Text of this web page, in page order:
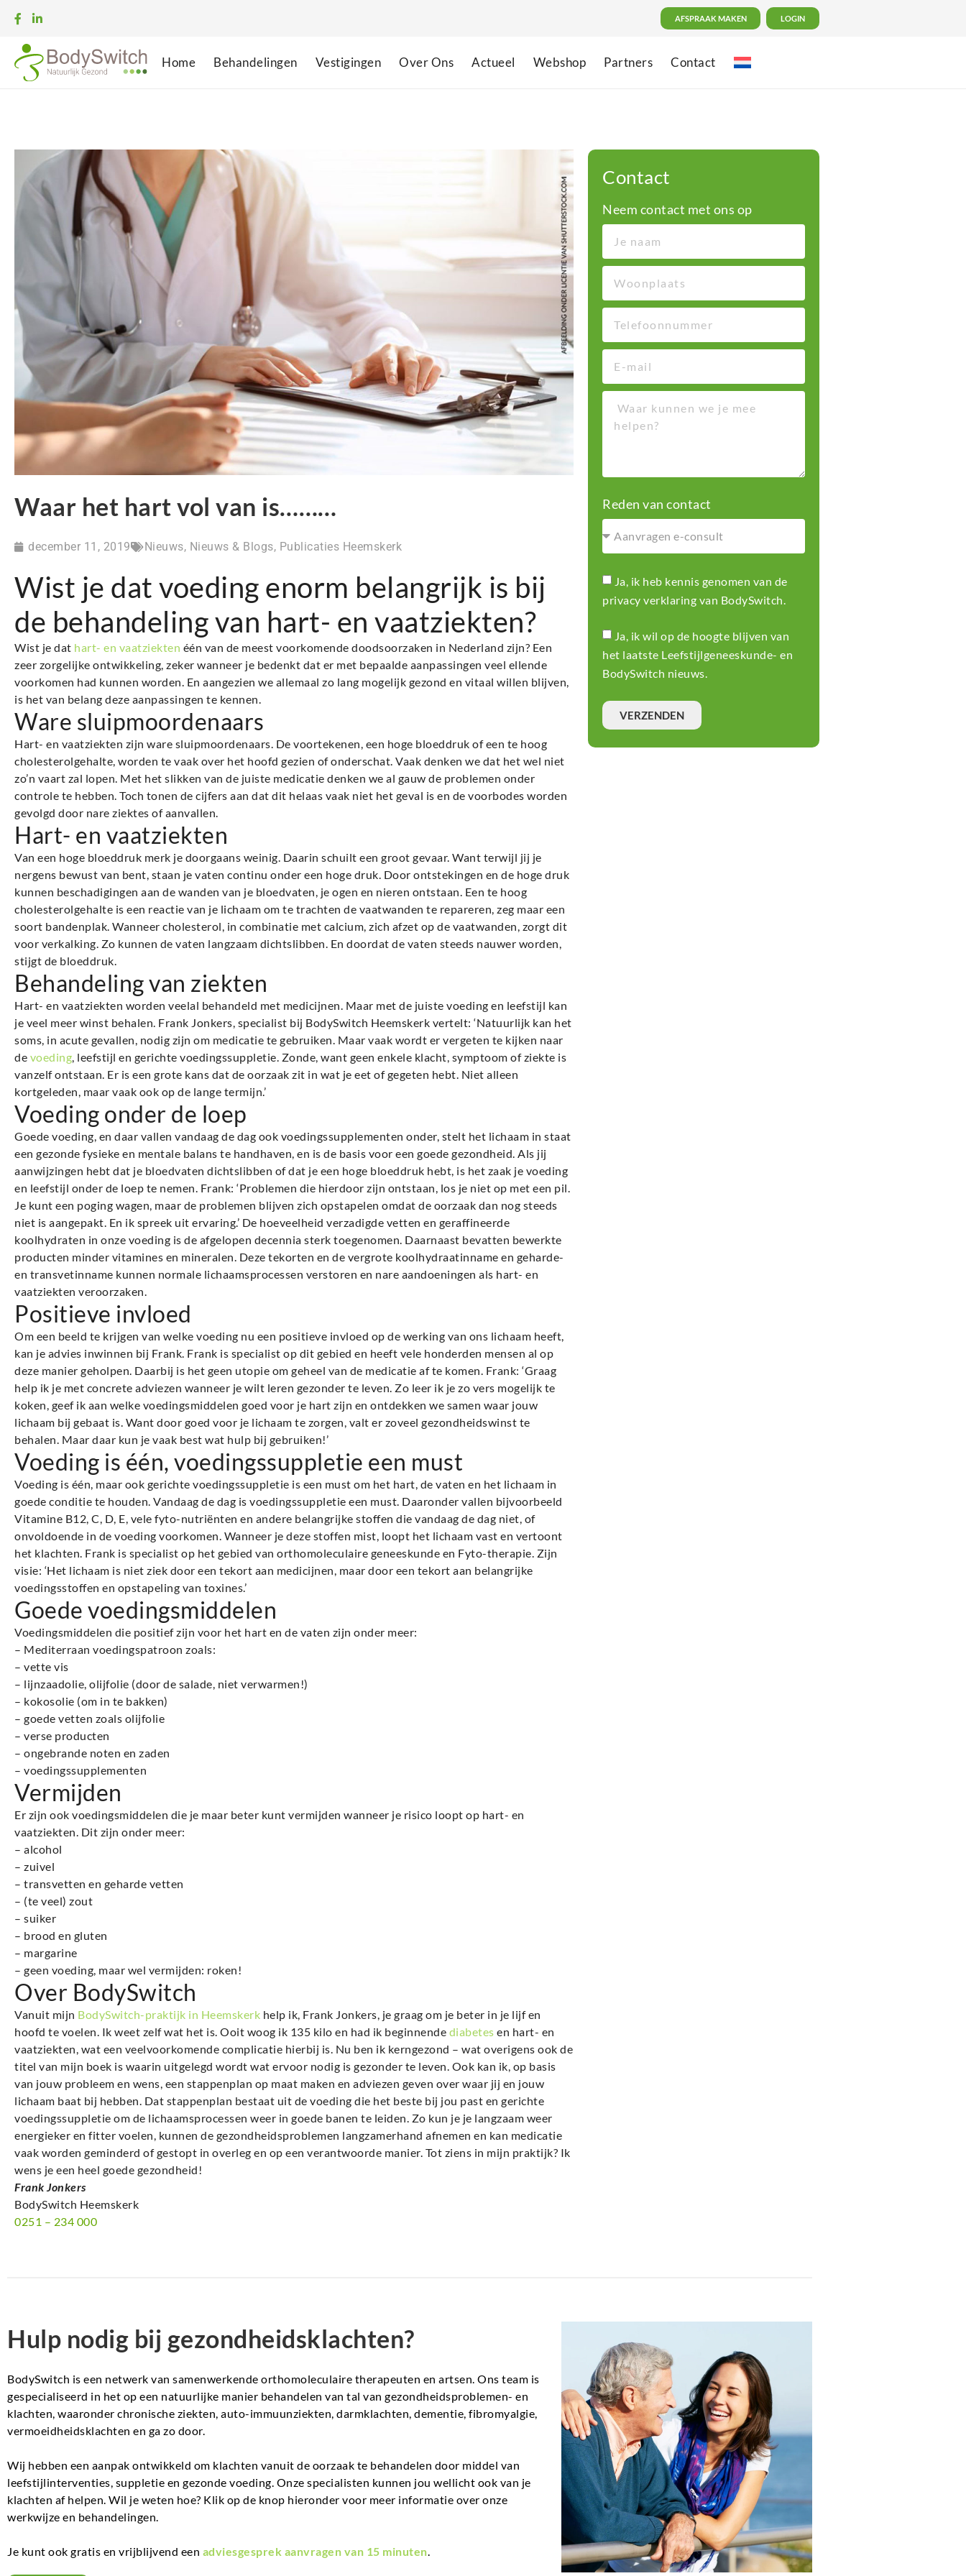
AFSPRAAK MAKEN LOGIN
Home Behandelingen Vestigingen Over Ons Actueel Webshop Partners Contact
Waar het hart vol van is………
december 11, 2019 Nieuws, Nieuws & Blogs, Publicaties Heemskerk
Wist je dat voeding enorm belangrijk is bij
de behandeling van hart- en vaatziekten?
Wist je dat hart- en vaatziekten één van de meest voorkomende doodsoorzaken in Nederland zijn? Een
zeer zorgelijke ontwikkeling, zeker wanneer je bedenkt dat er met bepaalde aanpassingen veel ellende
voorkomen had kunnen worden. En aangezien we allemaal zo lang mogelijk gezond en vitaal willen blijven,
is het van belang deze aanpassingen te kennen.
Ware sluipmoordenaars
Hart- en vaatziekten zijn ware sluipmoordenaars. De voortekenen, een hoge bloeddruk of een te hoog
cholesterolgehalte, worden te vaak over het hoofd gezien of onderschat. Vaak denken we dat het wel niet
zo’n vaart zal lopen. Met het slikken van de juiste medicatie denken we al gauw de problemen onder
controle te hebben. Toch tonen de cijfers aan dat dit helaas vaak niet het geval is en de voorbodes worden
gevolgd door nare ziektes of aanvallen.
Hart- en vaatziekten
Van een hoge bloeddruk merk je doorgaans weinig. Daarin schuilt een groot gevaar. Want terwijl jij je
nergens bewust van bent, staan je vaten continu onder een hoge druk. Door ontstekingen en de hoge druk
kunnen beschadigingen aan de wanden van je bloedvaten, je ogen en nieren ontstaan. Een te hoog
cholesterolgehalte is een reactie van je lichaam om te trachten de vaatwanden te repareren, zeg maar een
soort bandenplak. Wanneer cholesterol, in combinatie met calcium, zich afzet op de vaatwanden, zorgt dit
voor verkalking. Zo kunnen de vaten langzaam dichtslibben. En doordat de vaten steeds nauwer worden,
stijgt de bloeddruk.
Behandeling van ziekten
Hart- en vaatziekten worden veelal behandeld met medicijnen. Maar met de juiste voeding en leefstijl kan
je veel meer winst behalen. Frank Jonkers, specialist bij BodySwitch Heemskerk vertelt: ‘Natuurlijk kan het
soms, in acute gevallen, nodig zijn om medicatie te gebruiken. Maar vaak wordt er vergeten te kijken naar
de voeding, leefstijl en gerichte voedingssuppletie. Zonde, want geen enkele klacht, symptoom of ziekte is
vanzelf ontstaan. Er is een grote kans dat de oorzaak zit in wat je eet of gegeten hebt. Niet alleen
kortgeleden, maar vaak ook op de lange termijn.’
Voeding onder de loep
Goede voeding, en daar vallen vandaag de dag ook voedingssupplementen onder, stelt het lichaam in staat
een gezonde fysieke en mentale balans te handhaven, en is de basis voor een goede gezondheid. Als jij
aanwijzingen hebt dat je bloedvaten dichtslibben of dat je een hoge bloeddruk hebt, is het zaak je voeding
en leefstijl onder de loep te nemen. Frank: ‘Problemen die hierdoor zijn ontstaan, los je niet op met een pil.
Je kunt een poging wagen, maar de problemen blijven zich opstapelen omdat de oorzaak dan nog steeds
niet is aangepakt. En ik spreek uit ervaring.’ De hoeveelheid verzadigde vetten en geraffineerde
koolhydraten in onze voeding is de afgelopen decennia sterk toegenomen. Daarnaast bevatten bewerkte
producten minder vitamines en mineralen. Deze tekorten en de vergrote koolhydraatinname en geharde-
en transvetinname kunnen normale lichaamsprocessen verstoren en nare aandoeningen als hart- en
vaatziekten veroorzaken.
Positieve invloed
Om een beeld te krijgen van welke voeding nu een positieve invloed op de werking van ons lichaam heeft,
kan je advies inwinnen bij Frank. Frank is specialist op dit gebied en heeft vele honderden mensen al op
deze manier geholpen. Daarbij is het geen utopie om geheel van de medicatie af te komen. Frank: ‘Graag
help ik je met concrete adviezen wanneer je wilt leren gezonder te leven. Zo leer ik je zo vers mogelijk te
koken, geef ik aan welke voedingsmiddelen goed voor je hart zijn en ontdekken we samen waar jouw
lichaam bij gebaat is. Want door goed voor je lichaam te zorgen, valt er zoveel gezondheidswinst te
behalen. Maar daar kun je vaak best wat hulp bij gebruiken!’
Voeding is één, voedingssuppletie een must
Voeding is één, maar ook gerichte voedingssuppletie is een must om het hart, de vaten en het lichaam in
goede conditie te houden. Vandaag de dag is voedingssuppletie een must. Daaronder vallen bijvoorbeeld
Vitamine B12, C, D, E, vele fyto-nutriënten en andere belangrijke stoffen die vandaag de dag niet, of
onvoldoende in de voeding voorkomen. Wanneer je deze stoffen mist, loopt het lichaam vast en vertoont
het klachten. Frank is specialist op het gebied van orthomoleculaire geneeskunde en Fyto-therapie. Zijn
visie: ‘Het lichaam is niet ziek door een tekort aan medicijnen, maar door een tekort aan belangrijke
voedingsstoffen en opstapeling van toxines.’
Goede voedingsmiddelen
Voedingsmiddelen die positief zijn voor het hart en de vaten zijn onder meer:
– Mediterraan voedingspatroon zoals:
– vette vis
– lijnzaadolie, olijfolie (door de salade, niet verwarmen!)
– kokosolie (om in te bakken)
– goede vetten zoals olijfolie
– verse producten
– ongebrande noten en zaden
– voedingssupplementen
Vermijden
Er zijn ook voedingsmiddelen die je maar beter kunt vermijden wanneer je risico loopt op hart- en
vaatziekten. Dit zijn onder meer:
– alcohol
– zuivel
– transvetten en geharde vetten
– (te veel) zout
– suiker
– brood en gluten
– margarine
– geen voeding, maar wel vermijden: roken!
Over BodySwitch
Vanuit mijn BodySwitch-praktijk in Heemskerk help ik, Frank Jonkers, je graag om je beter in je lijf en
hoofd te voelen. Ik weet zelf wat het is. Ooit woog ik 135 kilo en had ik beginnende diabetes en hart- en
vaatziekten, wat een veelvoorkomende complicatie hierbij is. Nu ben ik kerngezond – wat overigens ook de
titel van mijn boek is waarin uitgelegd wordt wat ervoor nodig is gezonder te leven. Ook kan ik, op basis
van jouw probleem en wens, een stappenplan op maat maken en adviezen geven over waar jij en jouw
lichaam baat bij hebben. Dat stappenplan bestaat uit de voeding die het beste bij jou past en gerichte
voedingssuppletie om de lichaamsprocessen weer in goede banen te leiden. Zo kun je je langzaam weer
energieker en fitter voelen, kunnen de gezondheidsproblemen langzamerhand afnemen en kan medicatie
vaak worden geminderd of gestopt in overleg en op een verantwoorde manier. Tot ziens in mijn praktijk? Ik
wens je een heel goede gezondheid!
Frank Jonkers
BodySwitch Heemskerk
0251 – 234 000
Contact
Neem contact met ons op
Reden van contact
Ja, ik heb kennis genomen van de
privacy verklaring van BodySwitch.
Ja, ik wil op de hoogte blijven van
het laatste Leefstijlgeneeskunde- en
BodySwitch nieuws.
VERZENDEN
Hulp nodig bij gezondheidsklachten?
BodySwitch is een netwerk van samenwerkende orthomoleculaire therapeuten en artsen. Ons team is
gespecialiseerd in het op een natuurlijke manier behandelen van tal van gezondheidsproblemen- en
klachten, waaronder chronische ziekten, auto-immuunziekten, darmklachten, dementie, fibromyalgie,
vermoeidheidsklachten en ga zo door.
Wij hebben een aanpak ontwikkeld om klachten vanuit de oorzaak te behandelen door middel van
leefstijlinterventies, suppletie en gezonde voeding. Onze specialisten kunnen jou wellicht ook van je
klachten af helpen. Wil je weten hoe? Klik op de knop hieronder voor meer informatie over onze
werkwijze en behandelingen.
Je kunt ook gratis en vrijblijvend een adviesgesprek aanvragen van 15 minuten.